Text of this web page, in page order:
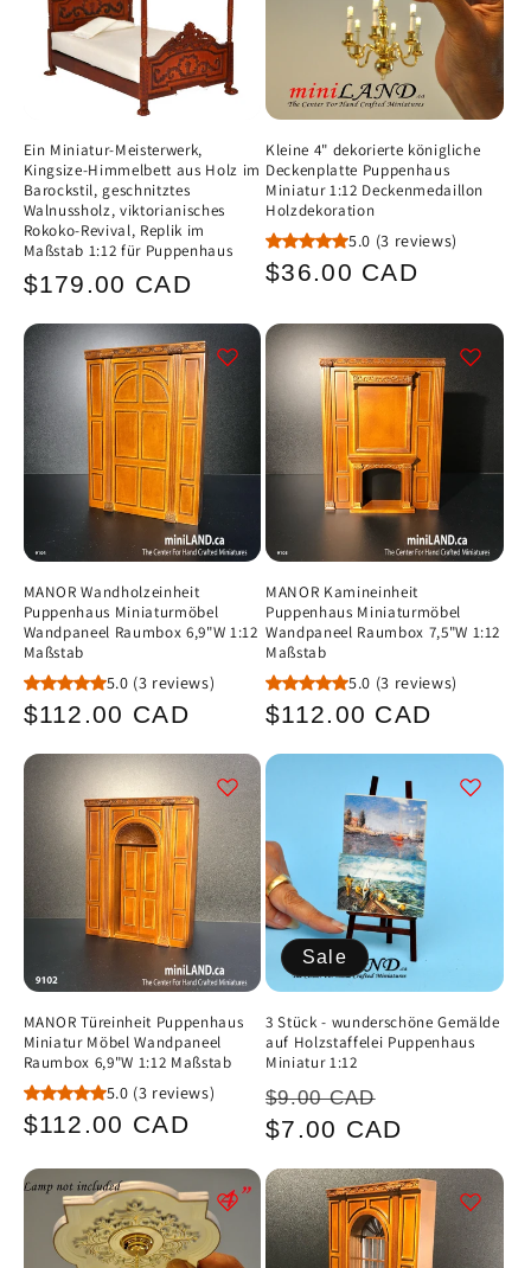
Ein Miniatur-Meisterwerk,
Kingsize-Himmelbett aus Holz im
Barockstil, geschnitztes
Walnussholz, viktorianisches
Rokoko-Revival, Replik im
Maßstab 1:12 für Puppenhaus
Normaler
$179.00 CAD
Kleine 4" dekorierte königliche
Deckenplatte Puppenhaus
Miniatur 1:12 Deckenmedaillon
Holzdekoration
5.0 (3 reviews)
Normaler
$36.00 CAD
MANOR Wandholzeinheit
Puppenhaus Miniaturmöbel
Wandpaneel Raumbox 6,9"W 1:12
Maßstab
5.0 (3 reviews)
Normaler
$112.00 CAD
MANOR Kamineinheit
Puppenhaus Miniaturmöbel
Wandpaneel Raumbox 7,5"W 1:12
Maßstab
5.0 (3 reviews)
Normaler
$112.00 CAD
MANOR Türeinheit Puppenhaus
Miniatur Möbel Wandpaneel
Raumbox 6,9"W 1:12 Maßstab
5.0 (3 reviews)
Normaler
$112.00 CAD
Sale
3 Stück - wunderschöne Gemälde
auf Holzstaffelei Puppenhaus
Miniatur 1:12
Normaler
Preis
$9.00 CAD
$7.00 CAD